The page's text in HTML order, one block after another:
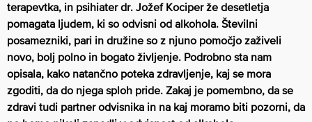
terapevtka, in psihiater dr. Jožef Kociper že desetletja
pomagata ljudem, ki so odvisni od alkohola. Številni
posamezniki, pari in družine so z njuno pomočjo zaživeli
novo, bolj polno in bogato življenje. Podrobno sta nam
opisala, kako natančno poteka zdravljenje, kaj se mora
zgoditi, da do njega sploh pride. Zakaj je pomembno, da se
zdravi tudi partner odvisnika in na kaj moramo biti pozorni, da